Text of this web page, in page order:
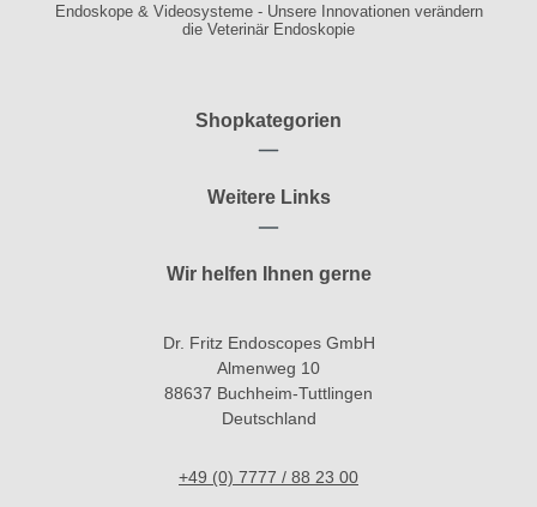
Endoskope & Videosysteme - Unsere Innovationen verändern
die Veterinär Endoskopie
Shopkategorien
Weitere Links
Wir helfen Ihnen gerne
Dr. Fritz Endoscopes GmbH
Almenweg 10
88637 Buchheim-Tuttlingen
Deutschland
+49 (0) 7777 / 88 23 00